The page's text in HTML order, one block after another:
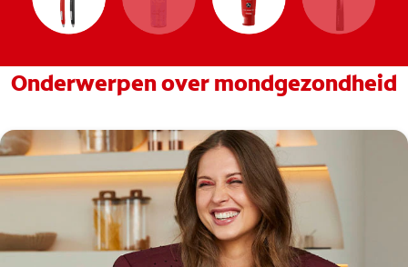
Onderwerpen over mondgezondheid